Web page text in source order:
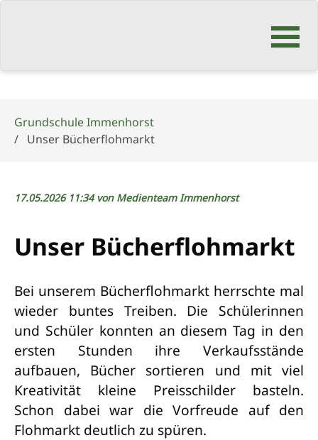
Navigation
Grundschule Immenhorst
Unser Bücherflohmarkt
17.05.2026 11:34von Medienteam Immenhorst
Unser Bücherflohmarkt
Bei unserem Bücherflohmarkt herrschte mal
wieder buntes Treiben. Die Schülerinnen
und Schüler konnten an diesem Tag in den
ersten Stunden ihre Verkaufsstände
aufbauen, Bücher sortieren und mit viel
Kreativität kleine Preisschilder basteln.
Schon dabei war die Vorfreude auf den
Flohmarkt deutlich zu spüren.